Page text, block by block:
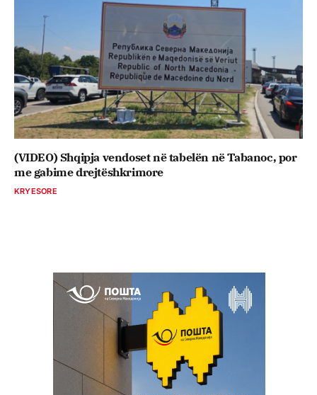
(VIDEO) Shqipja vendoset në tabelën në Tabanoc, por
me gabime drejtëshkrimore
KRYESORE